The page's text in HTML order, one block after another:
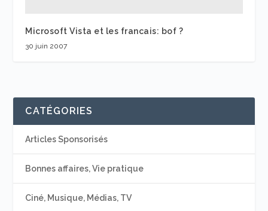
Microsoft Vista et les francais: bof ?
30 juin 2007
CATÉGORIES
Articles Sponsorisés
Bonnes affaires, Vie pratique
Ciné, Musique, Médias, TV